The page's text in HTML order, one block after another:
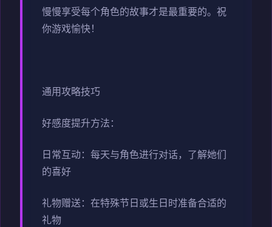
慢慢享受每个角色的故事才是最重要的。祝
你游戏愉快！
通用攻略技巧
好感度提升方法：
日常互动：每天与角色进行对话，了解她们
的喜好
礼物赠送：在特殊节日或生日时准备合适的
礼物